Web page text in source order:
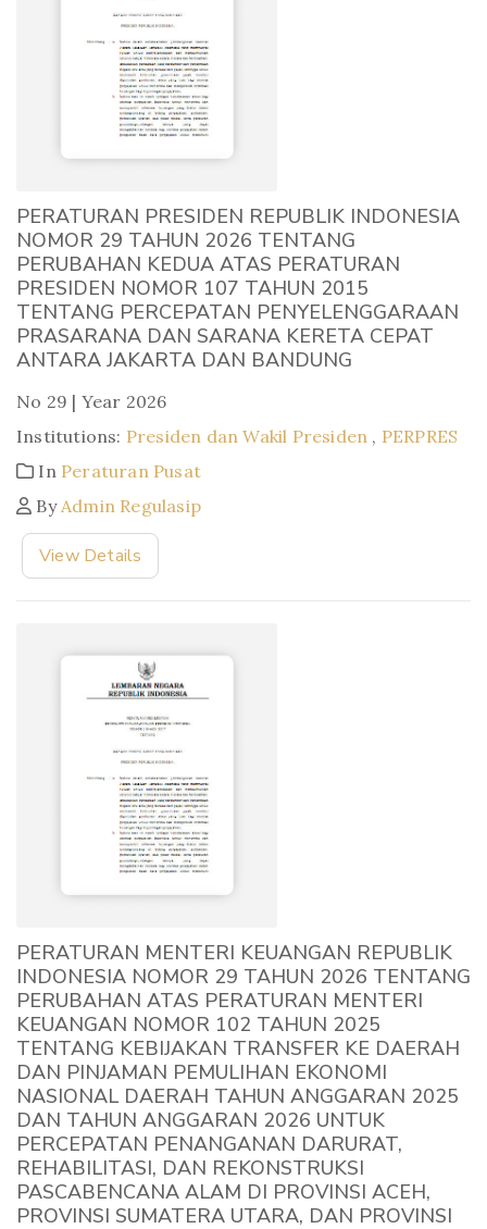
PERATURAN PRESIDEN REPUBLIK INDONESIA
NOMOR 29 TAHUN 2026 TENTANG
PERUBAHAN KEDUA ATAS PERATURAN
PRESIDEN NOMOR 107 TAHUN 2015
TENTANG PERCEPATAN PENYELENGGARAAN
PRASARANA DAN SARANA KERETA CEPAT
ANTARA JAKARTA DAN BANDUNG
No 29 | Year 2026
Institutions: Presiden dan Wakil Presiden , PERPRES
In Peraturan Pusat
ByAdmin Regulasip
View Details
PERATURAN MENTERI KEUANGAN REPUBLIK
INDONESIA NOMOR 29 TAHUN 2026 TENTANG
PERUBAHAN ATAS PERATURAN MENTERI
KEUANGAN NOMOR 102 TAHUN 2025
TENTANG KEBIJAKAN TRANSFER KE DAERAH
DAN PINJAMAN PEMULIHAN EKONOMI
NASIONAL DAERAH TAHUN ANGGARAN 2025
DAN TAHUN ANGGARAN 2026 UNTUK
PERCEPATAN PENANGANAN DARURAT,
REHABILITASI, DAN REKONSTRUKSI
PASCABENCANA ALAM DI PROVINSI ACEH,
PROVINSI SUMATERA UTARA, DAN PROVINSI